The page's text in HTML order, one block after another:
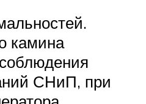
камина
СНиП, при